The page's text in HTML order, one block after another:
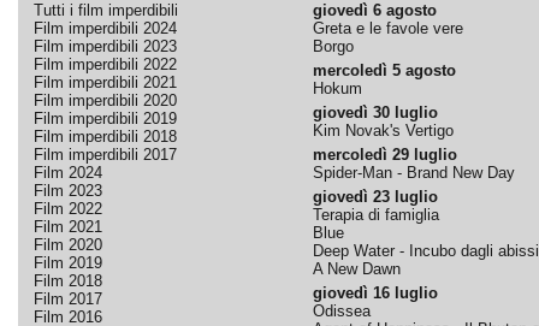
Tutti i film imperdibili
Film imperdibili 2024
Film imperdibili 2023
Film imperdibili 2022
Film imperdibili 2021
Film imperdibili 2020
Film imperdibili 2019
Film imperdibili 2018
Film imperdibili 2017
Film 2024
Film 2023
Film 2022
Film 2021
Film 2020
Film 2019
Film 2018
Film 2017
Film 2016
giovedì 6 agosto
Greta e le favole vere
Borgo
mercoledì 5 agosto
Hokum
giovedì 30 luglio
Kim Novak's Vertigo
mercoledì 29 luglio
Spider-Man - Brand New Day
giovedì 23 luglio
Terapia di famiglia
Blue
Deep Water - Incubo dagli abissi
A New Dawn
giovedì 16 luglio
Odissea